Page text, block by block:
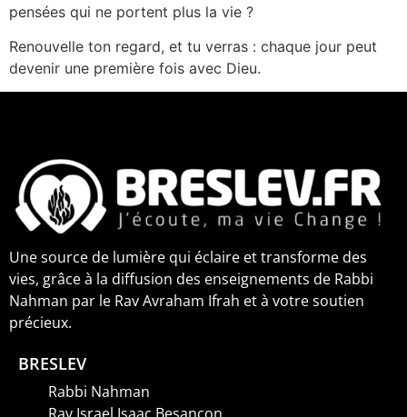
pensées qui ne portent plus la vie ?
Renouvelle ton regard, et tu verras : chaque jour peut
devenir une première fois avec Dieu.
Une source de lumière qui éclaire et transforme des
vies, grâce à la diffusion des enseignements de Rabbi
Nahman par le Rav Avraham Ifrah et à votre soutien
précieux.
BRESLEV
Rabbi Nahman